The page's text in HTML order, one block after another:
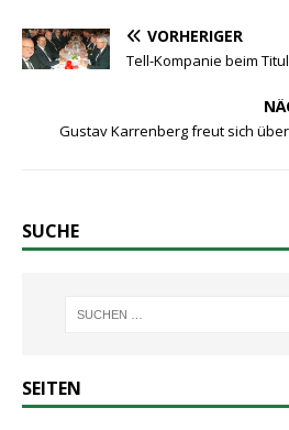
VORHERIGER
Tell-Kompanie beim
Gustav Karrenberg freut sich
SUCHE
SEITEN